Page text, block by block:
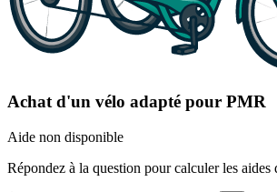
Achat d'un vélo adapté pour PMR
Aide non disponible
Répondez à la question pour calculer les aides